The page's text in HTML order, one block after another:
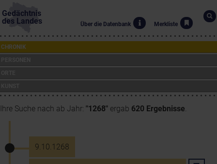
Gedächtnis
des Landes
Über die Datenbank Merkliste
CHRONIK
Ihre Suche nach ab Jahr: "1268" ergab 620 Ergebnisse.
9.10.1268